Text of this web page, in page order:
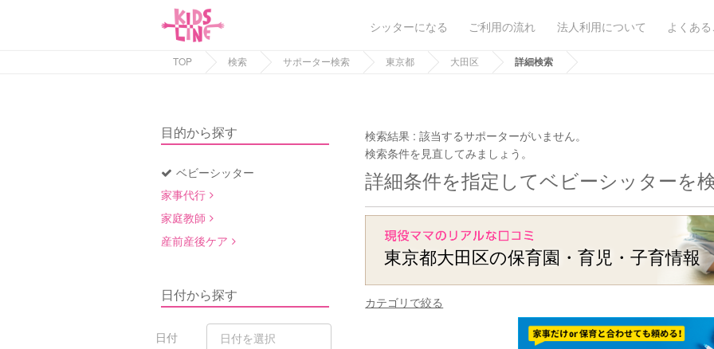
シッターになる ご利用の流れ 法人利用について よくあ
TOP 検索 サポーター検索 東京都 大田区 詳細検索
目的から探す
ベビーシッター
家事代行
家庭教師
産前産後ケア
日付から探す
日付
検索結果 :該当するサポーターがいません。
検索条件を見直してみましょう。
詳細条件を指定してベビーシッターを
東京都大田区の保育園・育児・子育情報
カテゴリで絞る